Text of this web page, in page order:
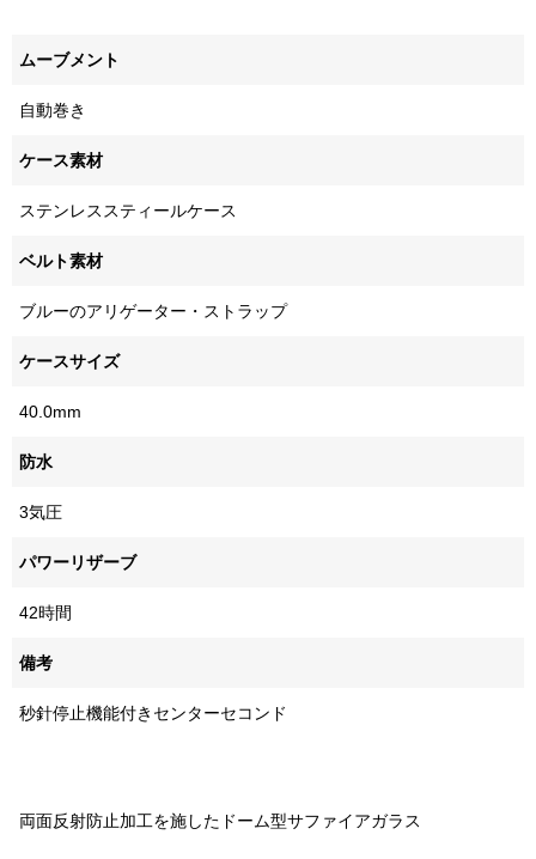
ムーブメント
自動巻き
ケース素材
ステンレススティールケース
ベルト素材
ブルーのアリゲーター・ストラップ
ケースサイズ
40.0mm
防水
3気圧
パワーリザーブ
42時間
備考
秒針停止機能付きセンターセコンド
両面反射防止加工を施したドーム型サファイアガラス